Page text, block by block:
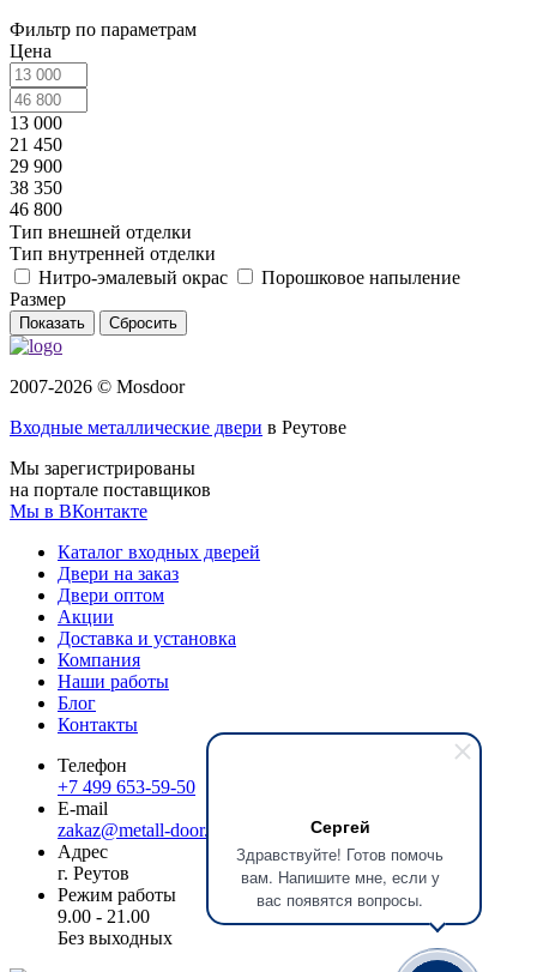
Сергей
Здравствуйте! Готов помочь
вам. Напишите мне, если у
вас появятся вопросы.
Фильтр по параметрам
Цена
13 000
21 450
29 900
38 350
46 800
Тип внешней отделки
Тип внутренней отделки
Нитро-эмалевый окрас
Порошковое напыление
Размер
Сбросить
2007-2026 © Mosdoor
Входные металлические двери в Реутове
Мы зарегистрированы
на портале поставщиков
Мы в ВКонтакте
Каталог входных дверей
Двери на заказ
Двери оптом
Акции
Доставка и установка
Компания
Наши работы
Блог
Контакты
Телефон
+7 499 653-59-50
E-mail
zakaz@metall-door.ru
Адрес
г. Реутов
Режим работы
9.00 - 21.00
Без выходных